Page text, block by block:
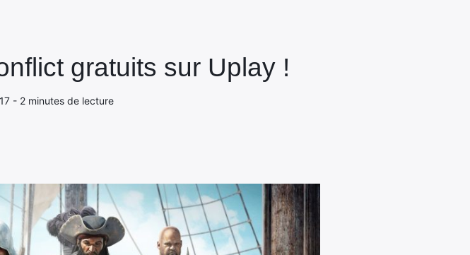
gratuits sur Uplay !
- 2 minutes de lecture